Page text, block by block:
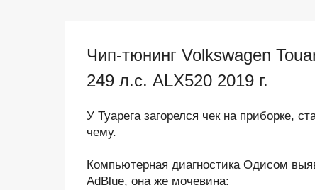
Чип-тюнинг Volkswagen
249 л.с. ALX520 2019 г.
У Туарега загорелся чек на приборке,
чему.
Компьютерная диагностика Одисом
AdBlue, она же мочевина: